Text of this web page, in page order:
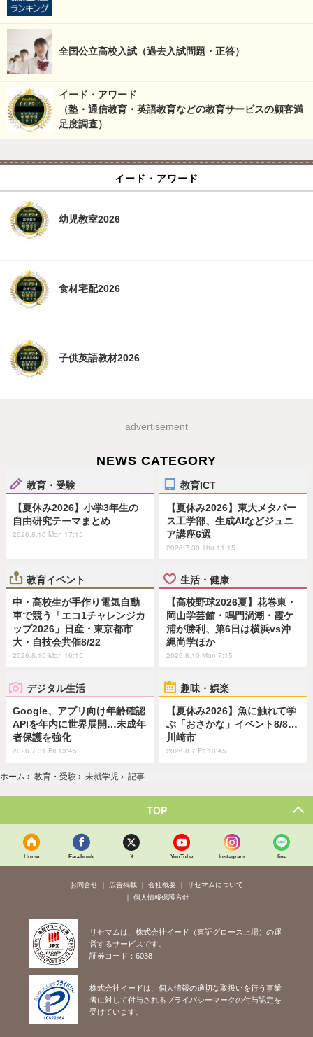
全国公立高校入試（過去入試問題・正答）
イード・アワード
（塾・通信教育・英語教育などの教育サービスの顧客満
足度調査）
イード・アワード
幼児教室2026
食材宅配2026
子供英語教材2026
advertisement
NEWS CATEGORY
教育・受験
【夏休み2026】小学3年生の
自由研究テーマまとめ
2026.8.10 Mon 17:15
教育ICT
【夏休み2026】東大メタバー
ス工学部、生成AIなどジュニ
ア講座6選
2026.7.30 Thu 11:15
教育イベント
中・高校生が手作り電気自動
車で競う「エコ1チャレンジカ
ップ2026」日産・東京都市
大・自技会共催8/22
2026.8.10 Mon 16:15
生活・健康
【高校野球2026夏】花巻東・
岡山学芸館・鳴門渦潮・霞ケ
浦が勝利、第6日は横浜vs沖
縄尚学ほか
2026.8.10 Mon 7:15
デジタル生活
Google、アプリ向け年齢確認
APIを年内に世界展開…未成年
者保護を強化
2026.7.31 Fri 13:45
趣味・娯楽
【夏休み2026】魚に触れて学
ぶ「おさかな」イベント8/8…
川崎市
2026.8.7 Fri 10:45
ホーム › 教育・受験 › 未就学児 › 記事
TOP
Home Facebook X YouTube Instagram line
お問合せ 広告掲載 会社概要
リセマムについて
個人情報保護方針
リセマムは、株式会社イード（東証グロース上場）の運
営するサービスです。
証券コード：6038
株式会社イードは、個人情報の適切な取扱いを行う事業
者に対して付与されるプライバシーマークの付与認定を
受けています。